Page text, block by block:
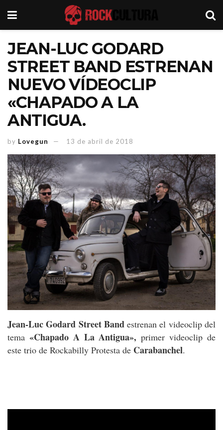
JEAN-LUC GODARD
STREET BAND ESTRENAN
NUEVO VÍDEOCLIP
«CHAPADO A LA
ANTIGUA.
by Lovegun 13 de abril de 2018
Jean-Luc Godard Street Bandestrenan el videoclip del
tema «Chapado A La Antigua», primer videoclip de
este trio de Rockabilly Protesta de Carabanchel.